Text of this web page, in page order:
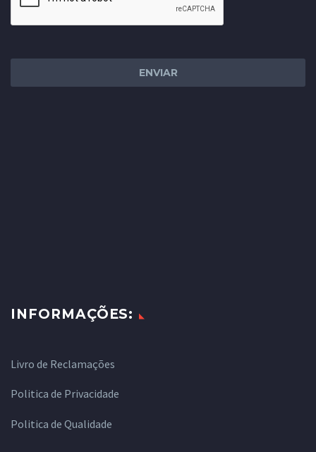
INFORMAÇÕES:
Livro de Reclamações
Politica de Privacidade
Politica de Qualidade